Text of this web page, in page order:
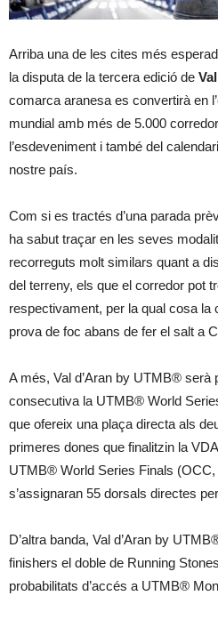
Arriba una de les cites més
la disputa de la tercera edició de
comarca aranesa es convertirà en
mundial amb més de 5.000
l’esdeveniment i també del
nostre país.
Com si es tractés d’una parada
ha sabut traçar en les seves
recorreguts molt similars quant a
del terreny, els que el corredor pot
respectivament, per la qual cosa la
prova de foc abans de fer el salt a
A més, Val d’Aran by UTMB® serà
consecutiva la UTMB® World
que ofereix una plaça directa als
primeres dones que finalitzin la
UTMB® World Series Finals
s’assignaran 55 dorsals directes
D’altra banda, Val d’Aran by
finishers el doble de Running
probabilitats d’accés a UTMB®